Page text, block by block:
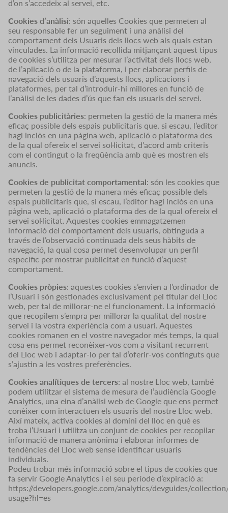
d’on s’accedeix al servei, etc.
Cookies d’anàlisi: són aquelles Cookies que permeten al
seu responsable fer un seguiment i una anàlisi del
comportament dels Usuaris dels llocs web als quals estan
vinculades. La informació recollida mitjançant aquest tipus
de cookies s’utilitza per mesurar l’activitat dels llocs web,
de l’aplicació o de la plataforma, i per elaborar perfils de
navegació dels usuaris d’aquests llocs, aplicacions i
plataformes, per tal d’introduir-hi millores en funció de
l’anàlisi de les dades d’ús que fan els usuaris del servei.
Cookies publicitàries: permeten la gestió de la manera més
eficaç possible dels espais publicitaris que, si escau, l’editor
hagi inclòs en una pàgina web, aplicació o plataforma des
de la qual ofereix el servei sol·licitat, d’acord amb criteris
com el contingut o la freqüència amb què es mostren els
anuncis.
Cookies de publicitat comportamental: són les cookies que
permeten la gestió de la manera més eficaç possible dels
espais publicitaris que, si escau, l’editor hagi inclòs en una
pàgina web, aplicació o plataforma des de la qual ofereix el
servei sol·licitat. Aquestes cookies emmagatzemen
informació del comportament dels usuaris, obtinguda a
través de l’observació continuada dels seus hàbits de
navegació, la qual cosa permet desenvolupar un perfil
específic per mostrar publicitat en funció d’aquest
comportament.
Cookies pròpies: aquestes cookies s’envien a l’ordinador de
l’Usuari i són gestionades exclusivament pel titular del Lloc
web, per tal de millorar-ne el funcionament. La informació
que recopilem s’empra per millorar la qualitat del nostre
servei i la vostra experiència com a usuari. Aquestes
cookies romanen en el vostre navegador més temps, la qual
cosa ens permet reconèixer-vos com a visitant recurrent
del Lloc web i adaptar-lo per tal d’oferir-vos continguts que
s’ajustin a les vostres preferències.
Cookies analítiques de tercers: al nostre Lloc web, també
podem utilitzar el sistema de mesura de l’audiència Google
Analytics, una eina d’anàlisi web de Google que ens permet
conèixer com interactuen els usuaris del nostre Lloc web.
Així mateix, activa cookies al domini del lloc en què es
troba l’Usuari i utilitza un conjunt de cookies per recopilar
informació de manera anònima i elaborar informes de
tendències del Lloc web sense identificar usuaris
individuals.
Podeu trobar més informació sobre el tipus de cookies que
fa servir Google Analytics i el seu període d’expiració a:
https://developers.google.com/analytics/devguides/
usage?hl=es